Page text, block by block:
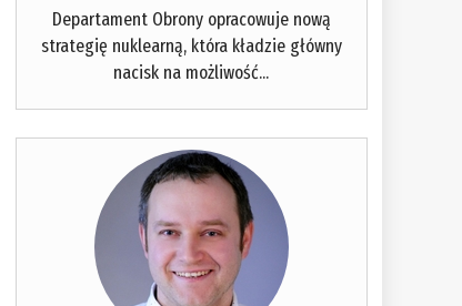
Departament Obrony opracowuje nową
strategię nuklearną, która kładzie główny
nacisk na możliwość...